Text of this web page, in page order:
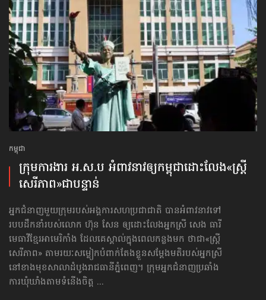
កម្ពុជា
ក្រុមការងារ អ.ស.ប អំពាវនាវ​ឲ្យកម្ពុជា​ដោះលែង​«ស្ត្រី
សេរីភាព»​ជាបន្ទាន់
អ្នកជំនាញមួយក្រុមរបស់អង្គការសហប្រជាជាតិ បានអំពាវនាវទៅ​
របបដឹកនាំរបស់លោក ហ៊ុន សែន ឲ្យដោះលែងអ្នកស្រី សេង ធារី
មេធាវីខ្មែរអាមេរិកាំង ដែលគេស្គាល់ក្នុងពេលកន្លងមក ថាជា«ស្ត្រី
សេរីភាព» តាមរយៈសម្លៀកបំពាក់តែងខ្លួនសម្ដែងមតិរបស់អ្នកស្រី
នៅខាងមុខសាលាដំបូងរាជធានីភ្នំពេញ។ ក្រុមអ្នកជំនាញប្រឆាំង
ការឃុំឃាំងតាមទំនើងចិត្ត ...